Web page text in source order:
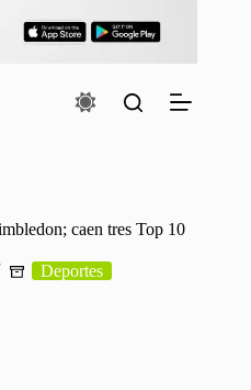
caen tres Top 10
Deportes